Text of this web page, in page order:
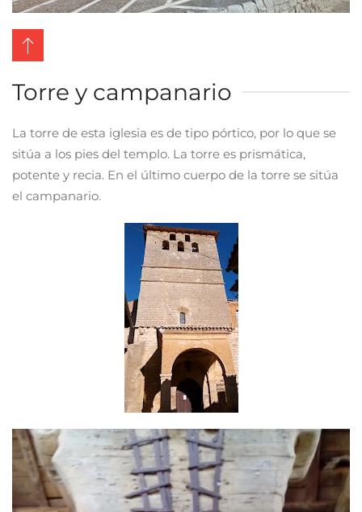
Torre y campanario
La torre de esta iglesia es de tipo pórtico, por lo que se
sitúa a los pies del templo. La torre es prismática,
potente y recia. En el último cuerpo de la torre se sitúa
el campanario.
Ver